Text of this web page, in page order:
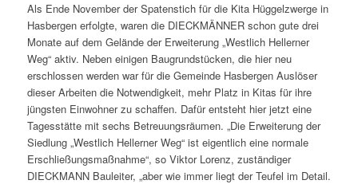
Als Ende November der Spatenstich für die Kita Hüggelzwerge in
Hasbergen erfolgte, waren die DIECKMÄNNER schon gute drei
Monate auf dem Gelände der Erweiterung „Westlich Hellerner
Weg“ aktiv. Neben einigen Baugrundstücken, die hier neu
erschlossen werden war für die Gemeinde Hasbergen Auslöser
dieser Arbeiten die Notwendigkeit, mehr Platz in Kitas für ihre
jüngsten Einwohner zu schaffen. Dafür entsteht hier jetzt eine
Tagesstätte mit sechs Betreuungsräumen. „Die Erweiterung der
Siedlung „Westlich Hellerner Weg“ ist eigentlich eine normale
Erschließungsmaßnahme“, so Viktor Lorenz, zuständiger
DIECKMANN Bauleiter, „aber wie immer liegt der Teufel im Detail.